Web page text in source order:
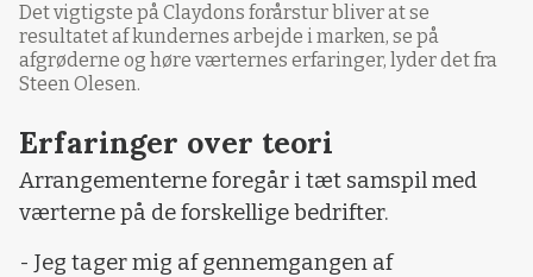
Det vigtigste på Claydons forårstur bliver at se
resultatet af kundernes arbejde i marken, se på
afgrøderne og høre værternes erfaringer, lyder det fra
Steen Olesen.
Erfaringer over teori
Arrangementerne foregår i tæt samspil med
værterne på de forskellige bedrifter.
- Jeg tager mig af gennemgangen af